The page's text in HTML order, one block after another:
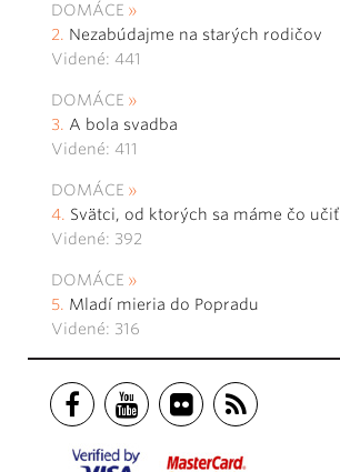
DOMÁCE
Nezabúdajme na starých rodičov
Videné: 441
DOMÁCE
A bola svadba
Videné: 411
DOMÁCE
Svätci, od ktorých sa máme čo učiť
Videné: 392
DOMÁCE
Mladí mieria do Popradu
Videné: 316